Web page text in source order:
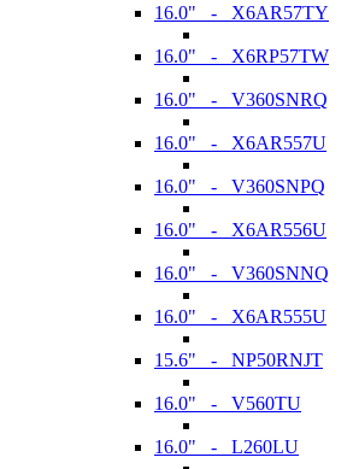
16.0" - X6AR57TY
16.0" - X6RP57TW
16.0" - V360SNRQ
16.0" - X6AR557U
16.0" - V360SNPQ
16.0" - X6AR556U
16.0" - V360SNNQ
16.0" - X6AR555U
15.6" - NP50RNJT
16.0" - V560TU
16.0" - L260LU